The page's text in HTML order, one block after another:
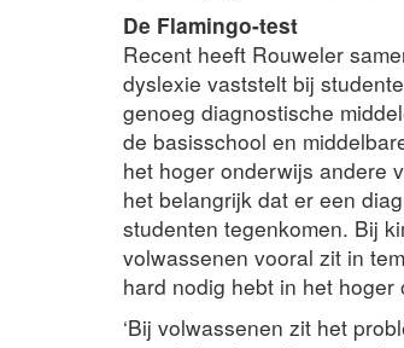
De Flamingo-test
Recent heeft Rouweler
dyslexie vaststelt bij
genoeg diagnostische
de basisschool en
het hoger onderwijs andere
het belangrijk dat er een
studenten tegenkomen. Bij
volwassenen vooral zit in
hard nodig hebt in het hoger
‘Bij volwassenen zit het